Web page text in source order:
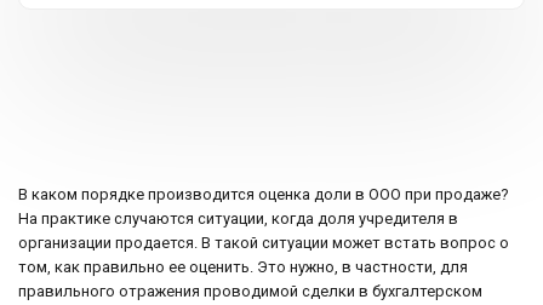
В каком порядке производится оценка доли в ООО при продаже?
На практике случаются ситуации, когда доля учредителя в
организации продается. В такой ситуации может встать вопрос о
том, как правильно ее оценить. Это нужно, в частности, для
правильного отражения проводимой сделки в бухгалтерском